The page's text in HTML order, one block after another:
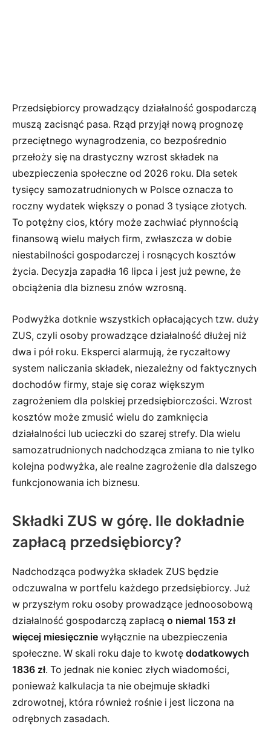
Przedsiębiorcy prowadzący działalność gospodarczą
muszą zacisnąć pasa. Rząd przyjął nową prognozę
przeciętnego wynagrodzenia, co bezpośrednio
przełoży się na drastyczny wzrost składek na
ubezpieczenia społeczne od 2026 roku. Dla setek
tysięcy samozatrudnionych w Polsce oznacza to
roczny wydatek większy o ponad 3 tysiące złotych.
To potężny cios, który może zachwiać płynnością
finansową wielu małych firm, zwłaszcza w dobie
niestabilności gospodarczej i rosnących kosztów
życia. Decyzja zapadła 16 lipca i jest już pewne, że
obciążenia dla biznesu znów wzrosną.
Podwyżka dotknie wszystkich opłacających tzw. duży
ZUS, czyli osoby prowadzące działalność dłużej niż
dwa i pół roku. Eksperci alarmują, że ryczałtowy
system naliczania składek, niezależny od faktycznych
dochodów firmy, staje się coraz większym
zagrożeniem dla polskiej przedsiębiorczości. Wzrost
kosztów może zmusić wielu do zamknięcia
działalności lub ucieczki do szarej strefy. Dla wielu
samozatrudnionych nadchodząca zmiana to nie tylko
kolejna podwyżka, ale realne zagrożenie dla dalszego
funkcjonowania ich biznesu.
Składki ZUS w górę. Ile dokładnie
zapłacą przedsiębiorcy?
Nadchodząca podwyżka składek ZUS będzie
odczuwalna w portfelu każdego przedsiębiorcy. Już
w przyszłym roku osoby prowadzące jednoosobową
działalność gospodarczą zapłacą o niemal 153 zł
więcej miesięcznie wyłącznie na ubezpieczenia
społeczne. W skali roku daje to kwotę dodatkowych
1836 zł. To jednak nie koniec złych wiadomości,
ponieważ kalkulacja ta nie obejmuje składki
zdrowotnej, która również rośnie i jest liczona na
odrębnych zasadach.